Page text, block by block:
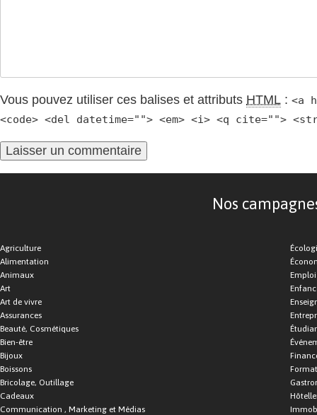
Vous pouvez utiliser ces balises et attributs HTML : <a
<code> <del datetime=""> <em> <i> <q cite="">
Nos
Agriculture
Alimentation
Animaux
Art
Art de vivre
Assurances
Beauté, Cosmétiques
Bien-être
Bijoux
Boissons
Bricolage, Outillage
Cadeaux
Communication , Marketing et Médias
Emploi